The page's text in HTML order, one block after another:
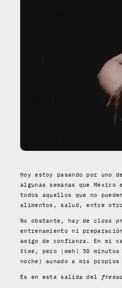
Hoy estoy pasando por uno
algunas semanas que
todos aquellos que no
alimentos, salud, entre
No obstante, hay de class
entrenamiento ni
amigo de confianza. En mi
time , pero ¡meh! 30
noche) aunado a mis propios
Es en esta salida del